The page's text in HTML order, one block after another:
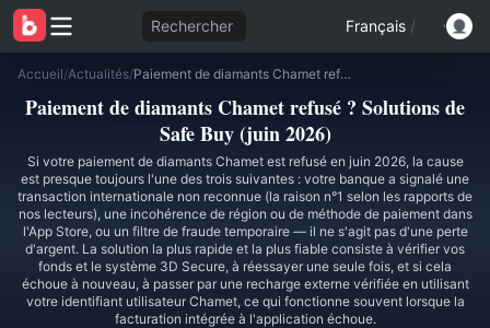
Rechercher Français /
Accueil/Actualités/ Paiement de diamants Chamet refusé ? Solutions de Safe Buy (juin 2026)
Paiement de diamants Chamet refusé ? Solutions de
Safe Buy (juin 2026)
Si votre paiement de diamants Chamet est refusé en juin 2026, la cause
est presque toujours l'une des trois suivantes : votre banque a signalé une
transaction internationale non reconnue (la raison n°1 selon les rapports de
nos lecteurs), une incohérence de région ou de méthode de paiement dans
l'App Store, ou un filtre de fraude temporaire — il ne s'agit pas d'une perte
d'argent. La solution la plus rapide et la plus fiable consiste à vérifier vos
fonds et le système 3D Secure, à réessayer une seule fois, et si cela
échoue à nouveau, à passer par une recharge externe vérifiée en utilisant
votre identifiant utilisateur Chamet, ce qui fonctionne souvent lorsque la
facturation intégrée à l'application échoue.